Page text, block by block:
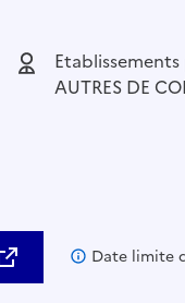
Employeur :
AUTRES DE
Date limite